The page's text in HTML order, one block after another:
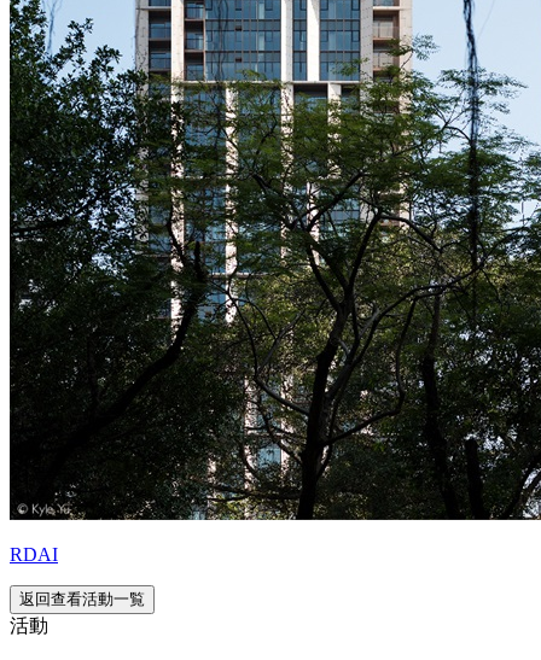
RDAI
返回查看活動一覧
活動